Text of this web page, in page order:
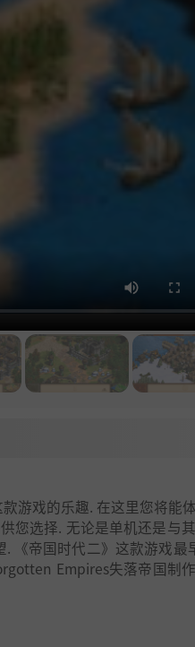
游戏的乐趣. 在这里您将能
您选择. 无论是单机还是与
《帝国时代二》这款游戏最
Empires失落帝国制